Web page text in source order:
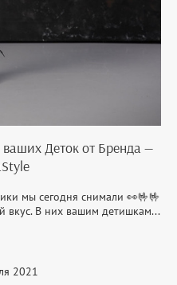
Деток от Бренда —
мы сегодня снимали 👀🤟🤟
вкус. В них вашим детишкам...
2021